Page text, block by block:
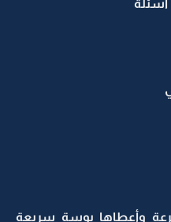
وأعطاها بوسة سريعة